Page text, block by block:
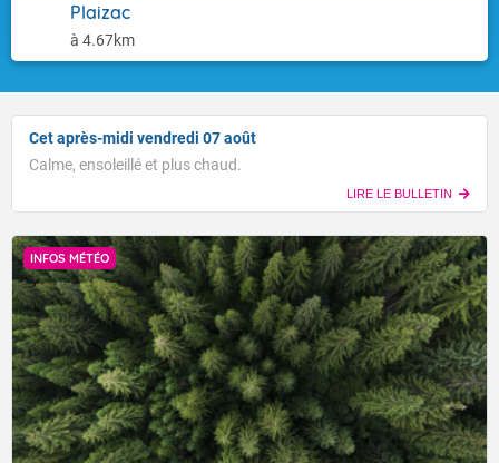
Plaizac
à 4.67km
Cet après-midi vendredi 07 août
Calme, ensoleillé et plus chaud.
LIRE LE BULLETIN
INFOS MÉTÉO